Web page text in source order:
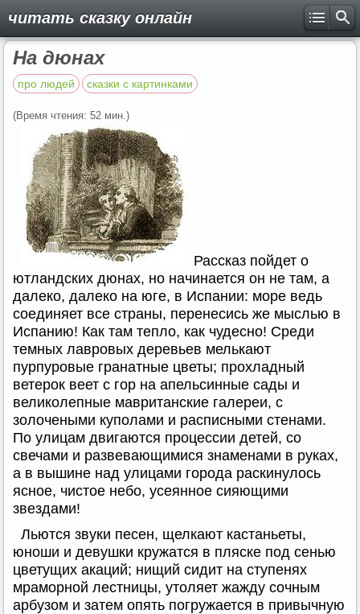
читать сказку онлайн
На дюнах
про людей сказки с картинками
(Время чтения: 52 мин.)
Рассказ пойдет о
ютландских дюнах, но начинается он не там, а
далеко, далеко на юге, в Испании: море ведь
соединяет все страны, перенесись же мыслью в
Испанию! Как там тепло, как чудесно! Среди
темных лавровых деревьев мелькают
пурпуровые гранатные цветы; прохладный
ветерок веет с гор на апельсинные сады и
великолепные мавританские галереи, с
золочеными куполами и расписными стенами.
По улицам двигаются процессии детей, со
свечами и развевающимися знаменами в руках,
а в вышине над улицами города раскинулось
ясное, чистое небо, усеянное сияющими
звездами!
Льются звуки песен, щелкают кастаньеты,
юноши и девушки кружатся в пляске под сенью
цветущих акаций; нищий сидит на ступенях
мраморной лестницы, утоляет жажду сочным
арбузом и затем опять погружается в привычную